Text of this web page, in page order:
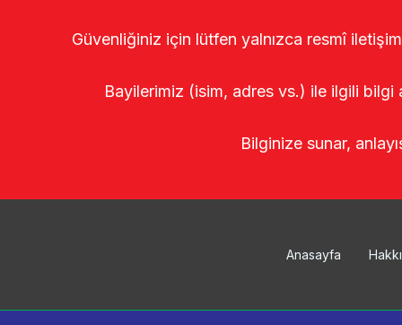
Güvenliğiniz için lütfen yalnızca resmî
Bayilerimiz (isim, adres vs.) ile ilgili
Bilginize sunar,
Anasayfa